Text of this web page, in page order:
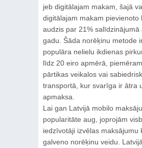
jeb digitālajam makam, šajā
digitālajam makam pievienoto
audzis par 21% salīdzinājumā
gadu. Šāda norēķinu metode
populāra nelielu ikdienas
līdz 20 eiro apmērā,
pārtikas veikalos vai
transportā, kur svarīga ir ātra
apmaksa.
Lai gan Latvijā mobilo
popularitāte aug, joprojām
iedzīvotāji izvēlas maksājumu
galveno norēķinu veidu.